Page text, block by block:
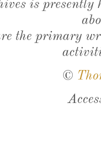
is presently
the primary
©